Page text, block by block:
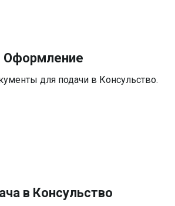
Оформление
для подачи в Консульство.
в Консульство